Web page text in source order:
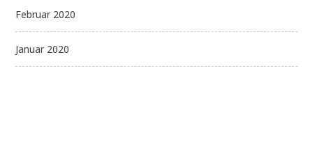
Februar 2020
Januar 2020